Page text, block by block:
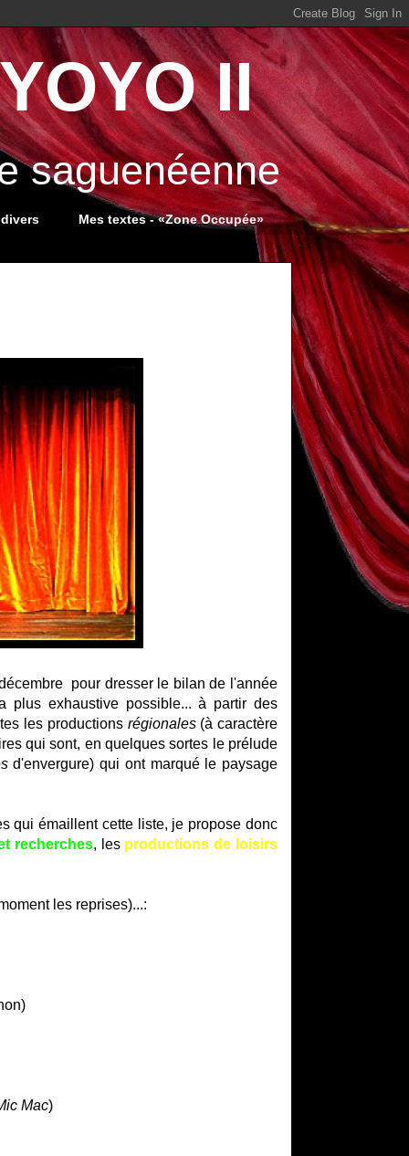
II
saguenéenne
Mes textes - «Zone Occupée»
pour dresser le bilan de l'année
plus exhaustive possible... à partir des
les productions régionales (à caractère
qui sont, en quelques sortes le prélude
d'envergure) qui ont marqué le paysage
qui émaillent cette liste, je propose donc
recherches, les productions de loisirs
les reprises)...:
Mac)